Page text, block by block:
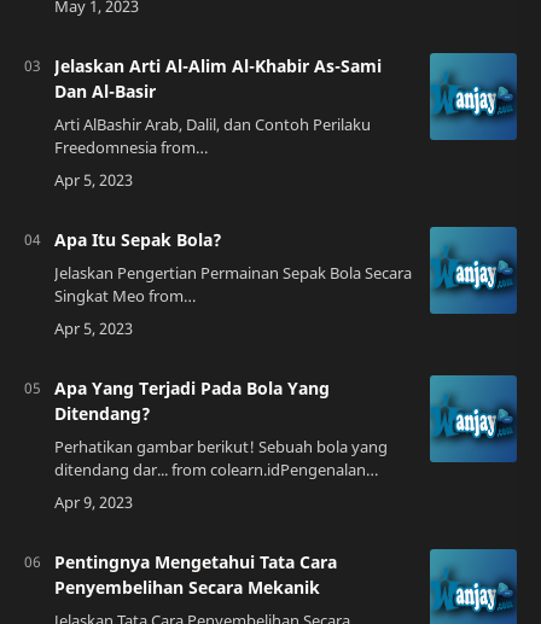
melakukan gerakan mendorong tembok dengan
Jelaskan Arti Al-Alim Al-Khabir As-Sami
Dan Al-Basir
Arti AlBashir Arab, Dalil, dan Contoh Perilaku
Freedomnesia from
www.freedomnesia.idPendahuluanDalam agama
Islam, terdapat banyak sekali asmaul husna atau
Apa Itu Sepak Bola?
Jelaskan Pengertian Permainan Sepak Bola Secara
Singkat Meo from
meowallpaper.blogspot.comSepak bola adalah
olahraga favorit di seluruh dunia. Ini adalah
Apa Yang Terjadi Pada Bola Yang
Ditendang?
Perhatikan gambar berikut! Sebuah bola yang
ditendang dar... from colearn.idPengenalan
Mungkin kita semua pernah bermain sepak bola
atau setidaknya pernah melihat orang lain ber…
Pentingnya Mengetahui Tata Cara
Penyembelihan Secara Mekanik